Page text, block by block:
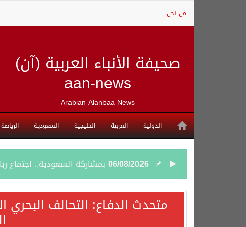
من نحن
صحيفة الأنباء العربية (آن)
aan-news
Arabian Alanbaa News
الدولية العربية الخليجية السعودية الرياضة
06/08/2026 بمشاركة السعودية.. اجتماع
05/08/2026وزير الخارجية السعودي:
متحدث الدفاع: التحالف